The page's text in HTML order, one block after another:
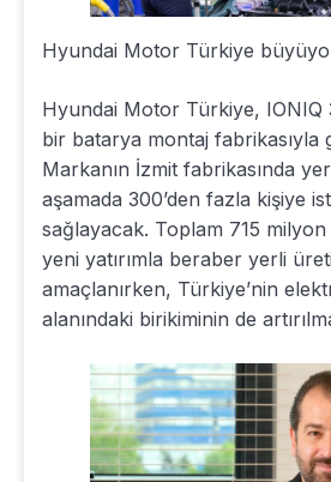
Hyundai Motor Türkiye
Hyundai Motor Türkiye, IONIQ 3
bir batarya montaj fabrikasıyla
Markanın İzmit fabrikasında
aşamada 300’den fazla kişiye
sağlayacak. Toplam 715
yeni yatırımla beraber yerli
amaçlanırken, Türkiye’nin
alanındaki birikiminin de